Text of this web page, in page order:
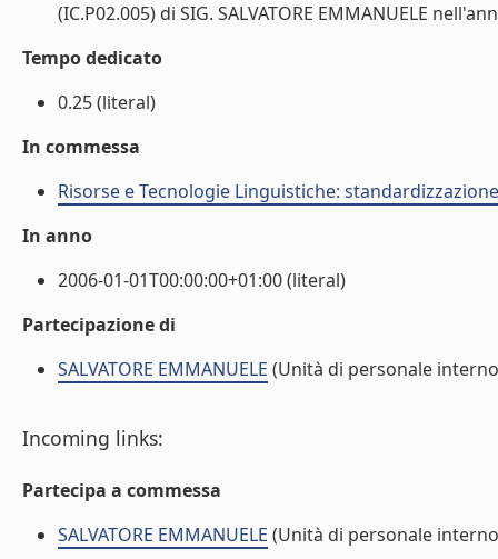
(IC.P02.005) di SIG. SALVATORE EMMANUELE
Tempo dedicato
0.25 (literal)
In commessa
Risorse e Tecnologie Linguistiche:
In anno
2006-01-01T00:00:00+01:00 (literal)
Partecipazione di
SALVATORE EMMANUELE (Unità di personale
Incoming links:
Partecipa a commessa
SALVATORE EMMANUELE (Unità di personale